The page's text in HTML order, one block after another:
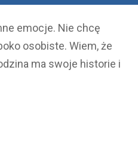
emocje. Nie chcę
osobiste. Wiem, że
ma swoje historie i